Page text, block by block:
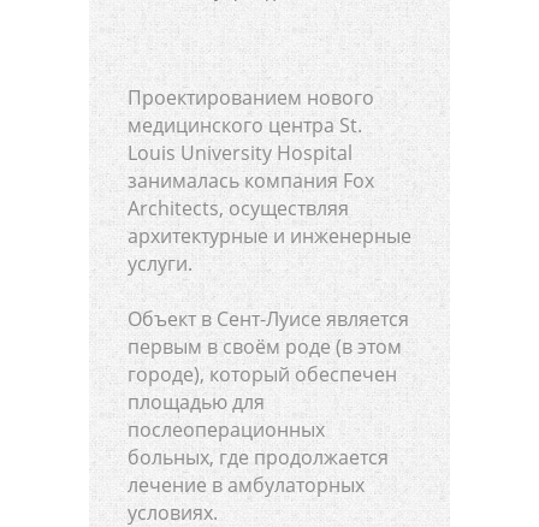
Проектированием нового
медицинского центра St.
Louis University Hospital
занималась компания Fox
Architects, осуществляя
архитектурные и инженерные
услуги.
Объект в Сент-Луисе является
первым в своём роде (в этом
городе), который обеспечен
площадью для
послеоперационных
больных, где продолжается
лечение в амбулаторных
условиях.